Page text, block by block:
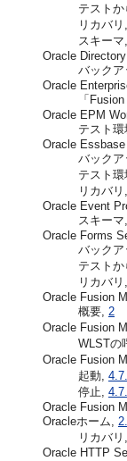
テストか
リカバリ,
スキーマ,
Oracle
バックア
Oracle
「
Oracle EPM
テスト
Oracle Essbase
バックア
テスト
リカバリ,
Oracle Event
スキーマ,
Oracle Forms
バックア
テストか
リカバリ,
Oracle Fusion
概要, 2
Oracle Fusion
WLSTの
Oracle Fusion
起動,
停止,
Oracle Fusion
Oracleホーム,
リカバリ,
Oracle HTTP